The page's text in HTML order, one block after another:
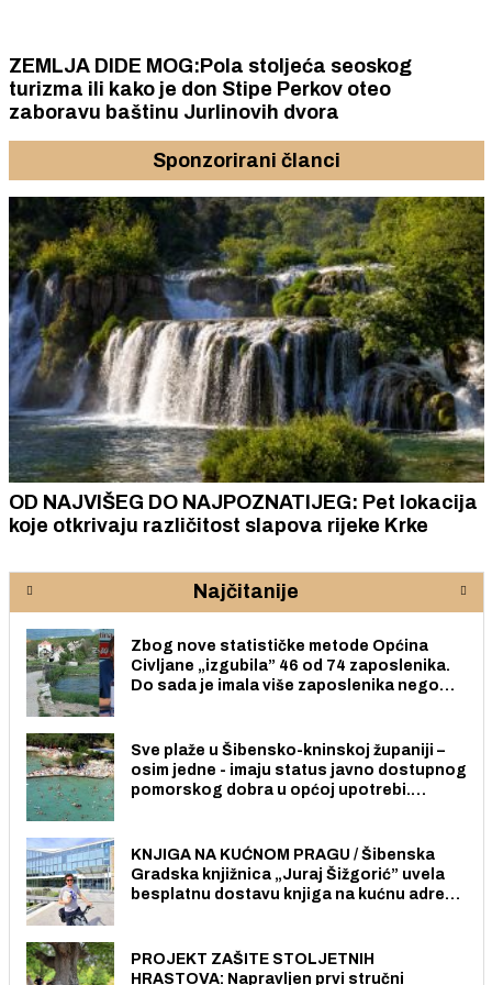
ZEMLJA DIDE MOG:Pola stoljeća seoskog
turizma ili kako je don Stipe Perkov oteo
zaboravu baštinu Jurlinovih dvora
Sponzorirani članci
OD NAJVIŠEG DO NAJPOZNATIJEG: Pet lokacija
koje otkrivaju različitost slapova rijeke Krke
Najčitanije
Zbog nove statističke metode Općina
Civljane „izgubila” 46 od 74 zaposlenika.
Do sada je imala više zaposlenika nego
Sve plaže u Šibensko-kninskoj županiji –
osim jedne - imaju status javno dostupnog
pomorskog dobra u općoj upotrebi.
KNJIGA NA KUĆNOM PRAGU / Šibenska
Gradska knjižnica „Juraj Šižgorić” uvela
besplatnu dostavu knjiga na kućnu adresu
PROJEKT ZAŠITE STOLJETNIH
HRASTOVA: Napravljen prvi stručni